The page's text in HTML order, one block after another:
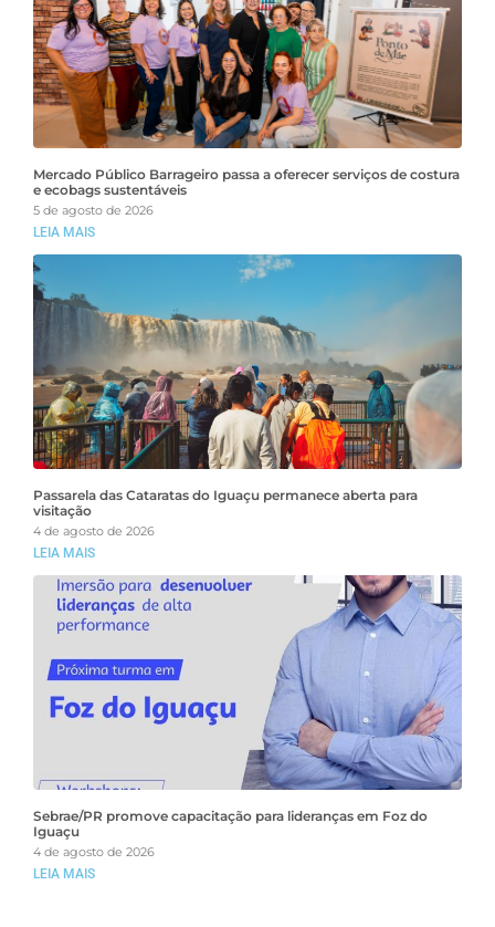
Mercado Público Barrageiro passa a oferecer serviços de costura
e ecobags sustentáveis
5 de agosto de 2026
LEIA MAIS
Passarela das Cataratas do Iguaçu permanece aberta para
visitação
4 de agosto de 2026
LEIA MAIS
Sebrae/PR promove capacitação para lideranças em Foz do
Iguaçu
4 de agosto de 2026
LEIA MAIS